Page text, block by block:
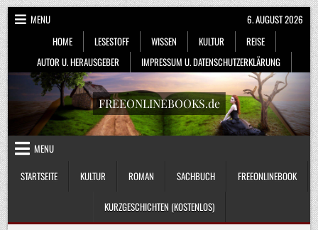
Skip
to
content
MENU
HOME
LESESTOFF WISSEN KULTUR
REISE
AUTOR U. HERAUSGEBER
IMPRESSUM U. DATENSCHUTZERKLÄRUNG
6. AUGUST 2026
FREEONLINEBOOKS.de
MENU
STARTSEITE
KULTUR ROMAN SACHBUCH FREEONLINEBOOK
KURZGESCHICHTEN (KOSTENLOS)